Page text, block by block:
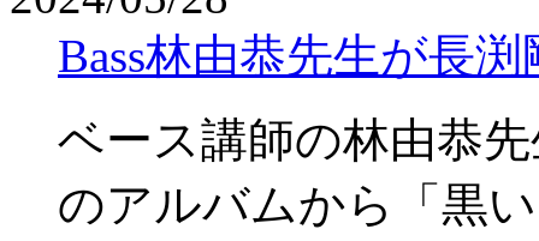
Bass林由恭先生が長
ベース講師の林由恭
のアルバムから「黒